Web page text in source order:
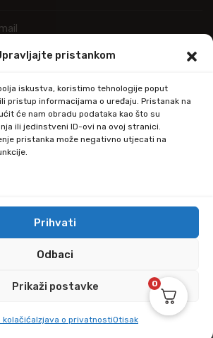
pristankom
iskustva, koristimo tehnologije poput
pristup informacijama o uređaju. Pristanak na
će nam obradu podataka kao što su
ili jedinstveni ID-ovi na ovoj stranici.
pristanka može negativno utjecati na
Prihvati
Odbaci
Prikaži postavke
kolačićaIzjava o privatnostiOtisak
ulica 39,
2024 by kupitapetu.com
0